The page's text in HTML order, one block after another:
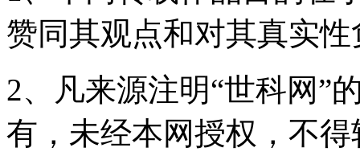
赞同其观点和对其真实性
2、凡来源注明“世科网”
有，未经本网授权，不